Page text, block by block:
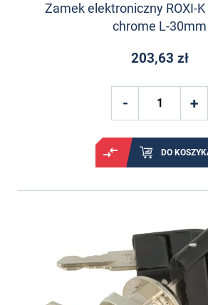
Zamek elektroniczny ROXI-
chrome L-30mm
203,63 zł
DO